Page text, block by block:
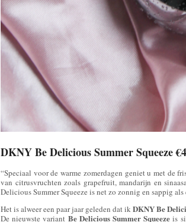
DKNY Be Delicious Summer Squeeze
“Speciaal voor de warme zomerdagen geniet u met de
van citrusvruchten zoals grapefruit, mandarijn en
Delicious Summer Squeeze is net zo zonnig en sappig als
Het is alweer een paar jaar geleden dat ikDKNY Be
De nieuwste variant Be Delicious Summer Squeeze is